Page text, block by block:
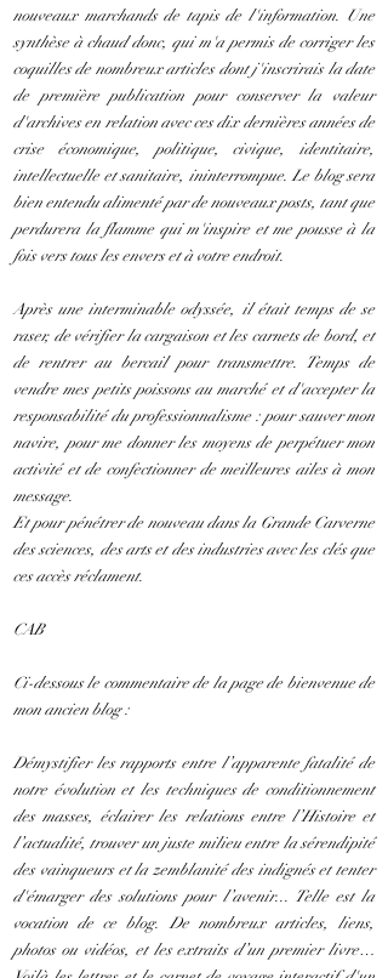
nouveaux marchands de tapis de l'information. Une
synthèse à chaud donc, qui m'a permis de corriger les
coquilles de nombreux articles dont j'inscrirais la date
de première publication pour conserver la valeur
d'archives en relation avec ces dix dernières années de
crise économique, politique, civique, identitaire,
intellectuelle et sanitaire, ininterrompue. Le blog sera
bien entendu alimenté par de nouveaux posts, tant que
perdurera la flamme qui m'inspire et me pousse à la
fois vers tous les envers et à votre endroit.
Après une interminable odyssée, il était temps de se
raser, de vérifier la cargaison et les carnets de bord, et
de rentrer au bercail pour transmettre. Temps de
vendre mes petits poissons au marché et d'accepter la
responsabilité du professionnalisme : pour sauver mon
navire, pour me donner les moyens de perpétuer mon
activité et de confectionner de meilleures ailes à mon
message.
Et pour pénétrer de nouveau dans la Grande Carverne
des sciences, des arts et des industries avec les clés que
ces accès réclament.
CAB
Ci-dessous le commentaire de la page de bienvenue de
mon ancien blog :
Démystifier les rapports entre l’apparente fatalité de
notre évolution et les techniques de conditionnement
des masses, éclairer les relations entre l’Histoire et
l’actualité, trouver un juste milieu entre la sérendipité
des vainqueurs et la zemblanité des indignés et tenter
d'émarger des solutions pour l’avenir... Telle est la
vocation de ce blog. De nombreux articles, liens,
photos ou vidéos, et les extraits d’un premier livre…